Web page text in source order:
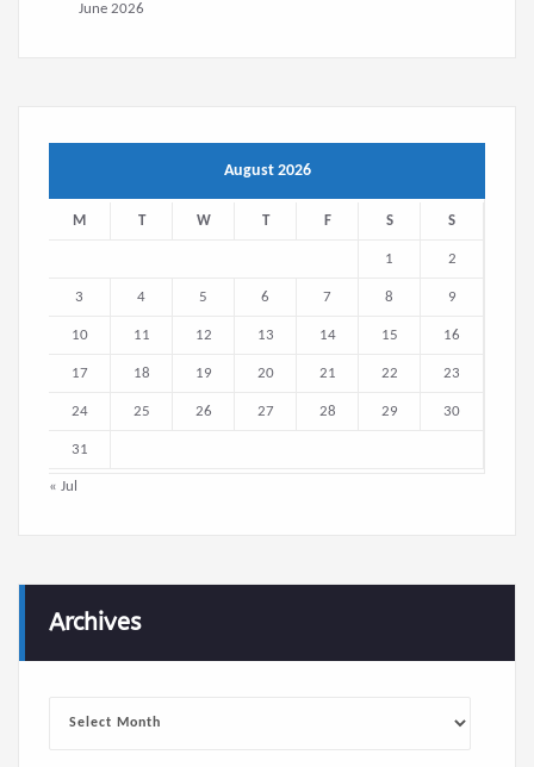
June 2026
August 2026
M T W T F S S
1 2
3 4 5 6 7 8 9
10 11 12 13 14 15 16
17 18 19 20 21 22 23
24 25 26 27 28 29 30
31
« Jul
Archives